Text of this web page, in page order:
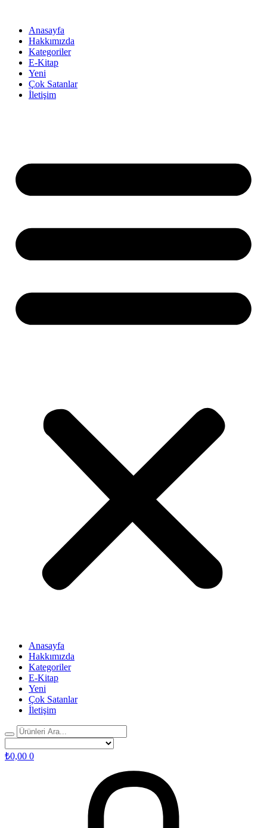
Anasayfa
Hakkımızda
Kategoriler
E-Kitap
Yeni
Çok Satanlar
İletişim
Anasayfa
Hakkımızda
Kategoriler
E-Kitap
Yeni
Çok Satanlar
İletişim
₺0,00 0